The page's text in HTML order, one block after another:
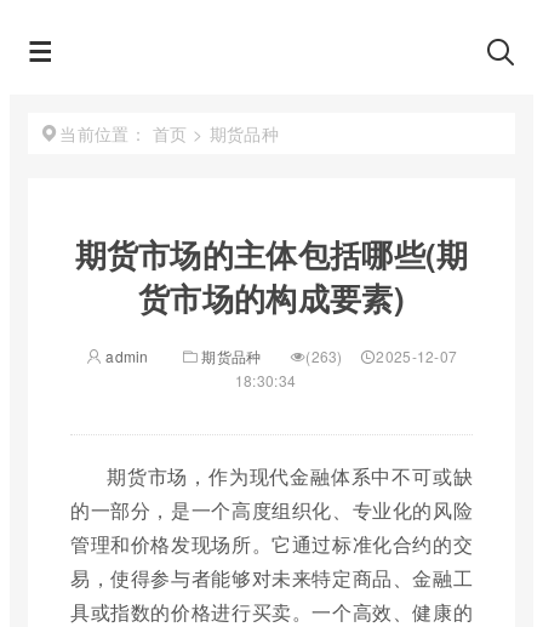
当前位置： 首页 > 期货品种
期货市场的主体包括哪些(期
货市场的构成要素)
admin 期货品种 (263)
2025-12-07
18:30:34
期货市场，作为现代金融体系中不可或缺
的一部分，是一个高度组织化、专业化的风险
管理和价格发现场所。它通过标准化合约的交
易，使得参与者能够对未来特定商品、金融工
具或指数的价格进行买卖。一个高效、健康的